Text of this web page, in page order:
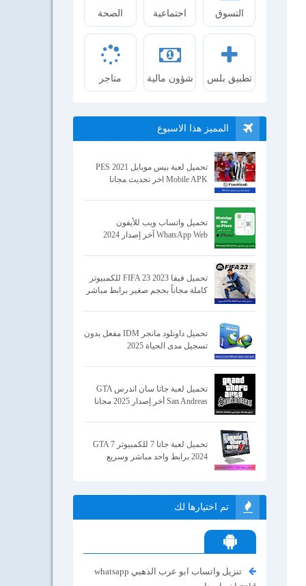
التسوق اجتماعية الصحة
تطبيق بلس شؤون مالية متاجر
المميز هذا الاسبوع
تحميل لعبة بيس موبايل 2021 PES
Mobile APK اخر تحديث مجانا
تحميل واتساب ويب للأيفون
WhatsApp Web آخر إصدار 2024
تحميل فيفا 2023 FIFA 23 للكمبيوتر
كاملة مجاناً بحجم صغير برابط مباشر
تحميل داونلود مانجر IDM مفعل بدون
تسجيل مدى الحياة 2025
تحميل لعبة جاتا سان اندرس GTA
San Andreas أخر إصدار 2025 مجانا
تحميل لعبة جاتا 7 للكمبيوتر GTA 7
2024 برابط واحد مباشر وسريع
تم اختيارها لك
تنزيل واتساب ابو عرب الذهبي whatsapp